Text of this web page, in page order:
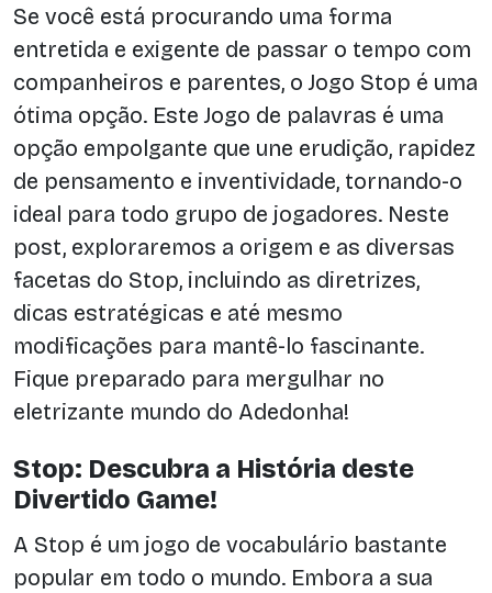
Se você está procurando uma forma
entretida e exigente de passar o tempo com
companheiros e parentes, o Jogo Stop é uma
ótima opção. Este Jogo de palavras é uma
opção empolgante que une erudição, rapidez
de pensamento e inventividade, tornando-o
ideal para todo grupo de jogadores. Neste
post, exploraremos a origem e as diversas
facetas do Stop, incluindo as diretrizes,
dicas estratégicas e até mesmo
modificações para mantê-lo fascinante.
Fique preparado para mergulhar no
eletrizante mundo do Adedonha!
Stop: Descubra a História deste
Divertido Game!
A Stop é um jogo de vocabulário bastante
popular em todo o mundo. Embora a sua